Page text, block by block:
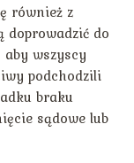
również z
do
wszyscy
podchodzili
braku
sądowe lub